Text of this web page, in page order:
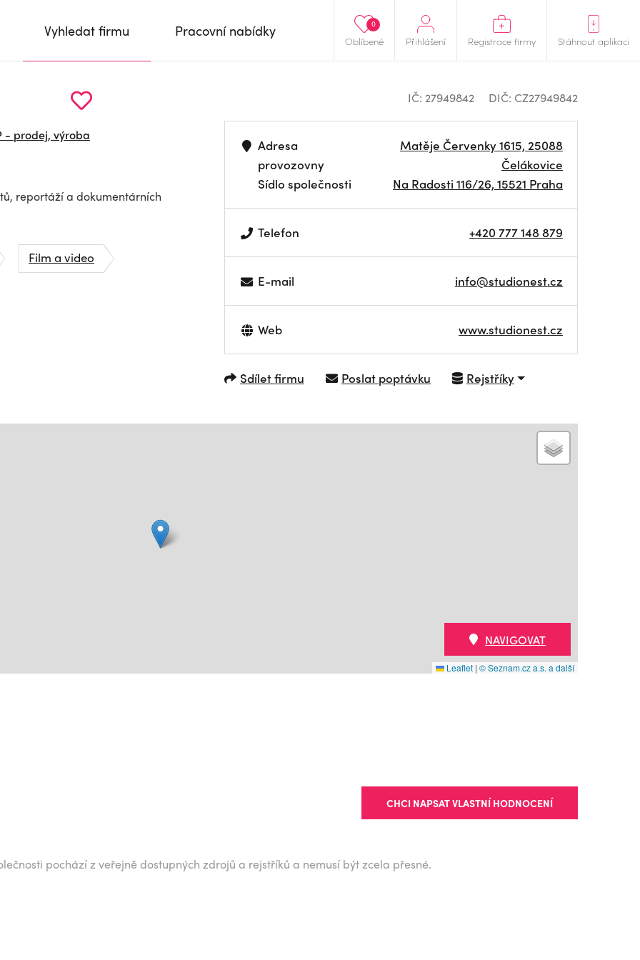
Oblíbené
0
Přihlášení Registrace firmy Stáhnout aplikaci
Vyhledat firmu Pracovní nabídky
- prodej, výroba
reportáží a dokumentárních
Film a video
IČ: 27949842 DIČ: CZ27949842
Adresa
provozovny
Sídlo společnosti
Matěje Červenky 1615, 25088
Čelákovice
Na Radosti 116/26, 15521 Praha
Telefon +420 777 148 879
E-mail info@studionest.cz
Web www.studionest.cz
Sdílet firmu Poslat poptávku Rejstříky
Leaflet | © Seznam.cz a.s. a další
NAVIGOVAT
CHCI NAPSAT VLASTNÍ HODNOCENÍ
pochází z veřejně dostupných zdrojů a rejstříků a nemusí být zcela přesné.